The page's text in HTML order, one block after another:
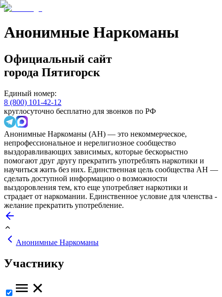
Анонимные Наркоманы
Официальный сайт
города Пятигорск
Единый номер:
8 (800) 101-42-12
круглосуточно бесплатно для звонков по РФ
Анонимные Наркоманы (АН) — это некоммерческое,
непрофессиональное и нерелигиозное сообщество
выздоравливающих зависимых, которые бескорыстно
помогают друг другу прекратить употреблять наркотики и
научиться жить без них. Единственная цель сообщества АН —
сделать доступной информацию о возможности
выздоровления тем, кто еще употребляет наркотики и
страдает от наркомании. Единственное условие для членства -
желание прекратить употребление.
Анонимные Наркоманы
Участнику